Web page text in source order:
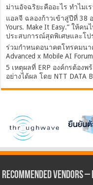
ม่านอัจฉริยะคืออะไร ทำไมเ
แอลจี ฉลองก้าวเข้าสู่ปีที่ 38
Yours. Make It Easy.” ให้ค
ประสบการณ์สุดพิเศษและโ
ร่วมกำหนดอนาคตโทรคมนา
Advanced x Mobile AI
5 เหตุผลที่ ERP องค์กรต้อง
อย่างได้ผล โดย NTT DATA
Recommended Vendors